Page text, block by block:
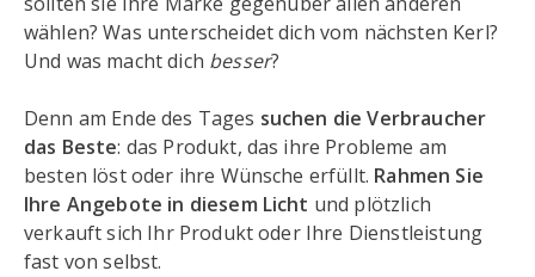
wählen? Was unterscheidet dich vom nächsten Kerl?
Und was macht dich besser?
Denn am Ende des Tages suchen die Verbraucher
das Beste: das Produkt, das ihre Probleme am
besten löst oder ihre Wünsche erfüllt. Rahmen Sie
Ihre Angebote in diesem Licht und plötzlich
verkauft sich Ihr Produkt oder Ihre Dienstleistung
fast von selbst.